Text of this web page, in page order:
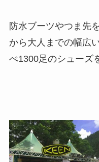
防水ブーツやつま先
から大人までの幅広
べ1300足のシューズ